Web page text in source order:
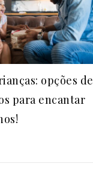
opções de
para encantar